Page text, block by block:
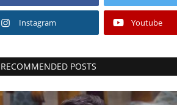
Instagram Youtube
RECOMMENDED POSTS